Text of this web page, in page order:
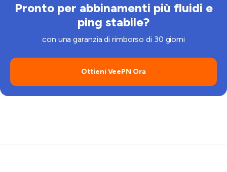
Pronto per abbinamenti più fluidi e
ping stabile?
con una garanzia di rimborso di 30 giorni
Ottieni VeePN Ora